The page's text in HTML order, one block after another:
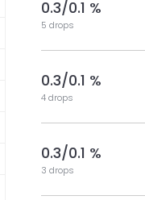
0.3/0.1 %
5 drops
0.3/0.1 %
4 drops
0.3/0.1 %
3 drops